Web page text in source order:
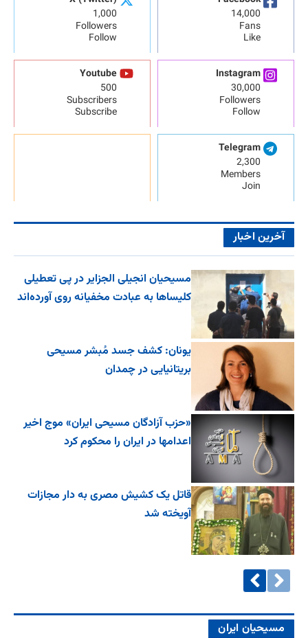
14,000
Fans
Like
1,000
Followers
Follow
Instagram
30,000
Followers
Follow
Youtube
500
Subscribers
Subscribe
Telegram
2,300
Members
Join
آخرین اخبار
مسیحیان انجیلی الجزایر در پی تعطیلی
کلیساها به عبادت مخفیانه روی آورده‌اند
یونان: کشف جسد مُبشر مسیحی
بریتانیایی در چمدان
«حزب آزادگان مسیحی ایران» موج اخیر
اعدامها در ایران را محکوم کرد
قاتل یک کشیش مصری به دار مجازات
آویخته شد
مسیحیان ایران